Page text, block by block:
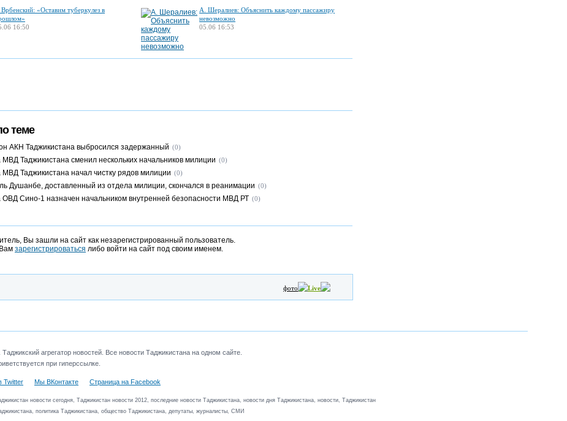
Врбенский: «Оставим туберкулез в
16:50
А. Шералиев: Объяснить каждому пассажиру
невозможно
05.06 16:53
теме
АКН Таджикистана выбросился задержанный (0)
МВД Таджикистана сменил нескольких начальников милиции (0)
МВД Таджикистана начал чистку рядов милиции (0)
Душанбе, доставленный из отдела милиции, скончался в реанимации (0)
ОВД Сино-1 назначен начальником внутренней безопасности МВД РТ (0)
Вы зашли на сайт как незарегистрированный пользователь.
зарегистрироваться либо войти на сайт под своим именем.
фото Live
агрегатор новостей. Все новости Таджикистана на одном сайте.
при гиперссылке.
Twitter Мы ВКонтакте Страница на Facebook
новости сегодня, Таджикистан новости 2012, последние новости Таджикистана, новости дня Таджикистана, новости, Таджикистан
политика Таджикистана, общество Таджикистана, депутаты, журналисты, СМИ